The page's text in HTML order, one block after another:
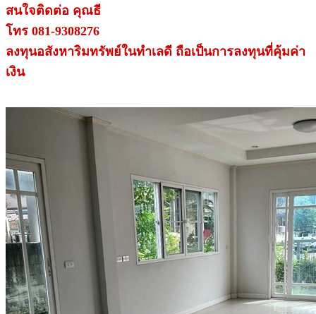
สนใจติดต่อ คุณธี
โทร 081-9308276
ลงทุนอสังหาริมทรัพย์ในทำเลดี ถือเป็นการลงทุนที่คุ้มค่า
เงิน